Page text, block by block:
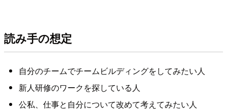
読み手の想定
自分のチームでチームビルディングをしてみたい人
新人研修のワークを探している人
公私、仕事と自分について改めて考えてみたい人